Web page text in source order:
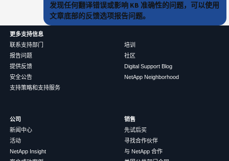
发现任何翻译错误或影响 KB 准确性的问题，可以使用
文章底部的反馈选项报告问题。
更多支持信息
联系支持部门
报告问题
提供反馈
安全公告
支持策略和支持服务
培训
社区
Digital Support Blog
NetApp Neighborhood
公司
新闻中心
活动
NetApp Insight
销售
先试后买
寻找合作伙伴
与 NetApp 合作